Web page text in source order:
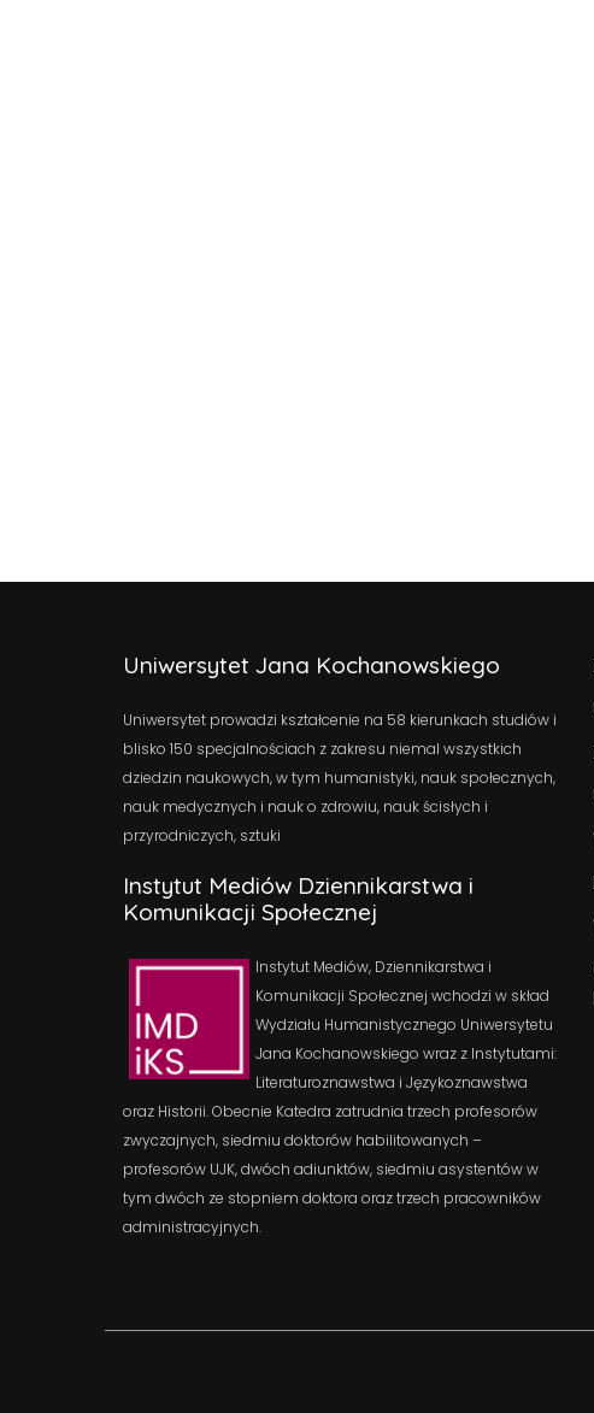
Uniwersytet Jana Kochanowskiego
Uniwersytet prowadzi kształcenie na 58 kierunkach studiów i
blisko 150 specjalnościach z zakresu niemal wszystkich
dziedzin naukowych, w tym humanistyki, nauk społecznych,
nauk medycznych i nauk o zdrowiu, nauk ścisłych i
przyrodniczych, sztuki
Instytut Mediów Dziennikarstwa i
Komunikacji Społecznej
Instytut Mediów, Dziennikarstwa i
Komunikacji Społecznej wchodzi w skład
Wydziału Humanistycznego Uniwersytetu
Jana Kochanowskiego wraz z Instytutami:
Literaturoznawstwa i Językoznawstwa
oraz Historii. Obecnie Katedra zatrudnia trzech profesorów
zwyczajnych, siedmiu doktorów habilitowanych –
profesorów UJK, dwóch adiunktów, siedmiu asystentów w
tym dwóch ze stopniem doktora oraz trzech pracowników
administracyjnych.